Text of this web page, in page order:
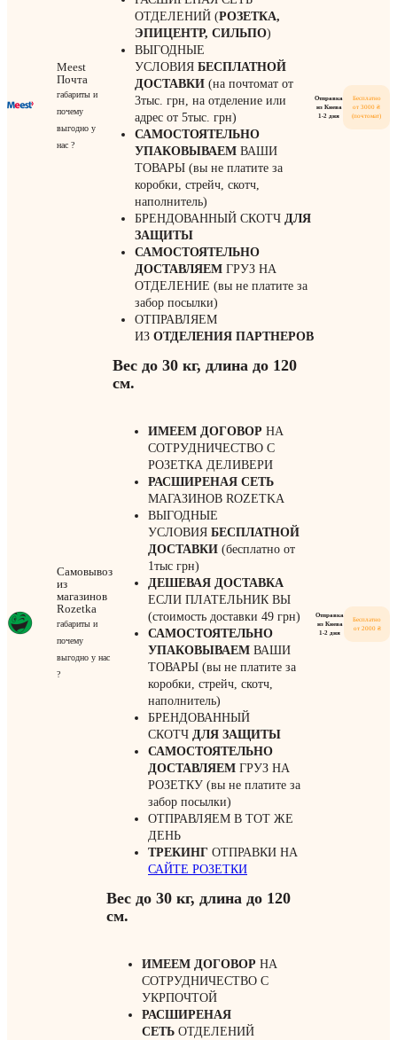
Meest
Почта
габариты и
почему
выгодно у
нас ?
ОТДЕЛЕНИЙ (РОЗЕТКА,
ЭПИЦЕНТР, СИЛЬПО)
ВЫГОДНЫЕ
УСЛОВИЯ БЕСПЛАТНОЙ
ДОСТАВКИ(на почтомат от
3тыс. грн, на отделение или
адрес от 5тыс. грн)
САМОСТОЯТЕЛЬНО
УПАКОВЫВАЕМВАШИ
ТОВАРЫ (вы не платите за
коробки, стрейч, скотч,
наполнитель)
БРЕНДОВАННЫЙ СКОТЧ ДЛЯ
ЗАЩИТЫ
САМОСТОЯТЕЛЬНО
ДОСТАВЛЯЕМГРУЗ НА
ОТДЕЛЕНИЕ (вы не платите за
забор посылки)
ОТПРАВЛЯЕМ
ИЗ ОТДЕЛЕНИЯ ПАРТНЕРОВ
Отправка
из Киева
1-2 дня
Бесплатно
от 3000 ₴
(почтомат)
Самовывоз
из
магазинов
Rozetka
габариты и
почему
выгодно у нас
?
Вес до 30 кг, длина до 120
см.
ИМЕЕМ ДОГОВОР НА
СОТРУДНИЧЕСТВО С
РОЗЕТКА ДЕЛИВЕРИ
РАСШИРЕНАЯ СЕТЬ
МАГАЗИНОВ ROZETKA
ВЫГОДНЫЕ
УСЛОВИЯ БЕСПЛАТНОЙ
ДОСТАВКИ (бесплатно от
1тыс грн)
ДЕШЕВАЯ ДОСТАВКА
ЕСЛИ ПЛАТЕЛЬНИК ВЫ
(стоимость доставки 49 грн)
САМОСТОЯТЕЛЬНО
УПАКОВЫВАЕМ ВАШИ
ТОВАРЫ (вы не платите за
коробки, стрейч, скотч,
наполнитель)
БРЕНДОВАННЫЙ
СКОТЧ ДЛЯ ЗАЩИТЫ
САМОСТОЯТЕЛЬНО
ДОСТАВЛЯЕМ ГРУЗ НА
РОЗЕТКУ (вы не платите за
забор посылки)
ОТПРАВЛЯЕМ В ТОТ ЖЕ
ДЕНЬ
ТРЕКИНГ ОТПРАВКИ НА
САЙТЕ РОЗЕТКИ
Отправка
из Киева
1-2 дня
Бесплатно
от 2000 ₴
Вес до 30 кг, длина до 120
см.
ИМЕЕМ ДОГОВОР НА
СОТРУДНИЧЕСТВО С
УКРПОЧТОЙ
РАСШИРЕНАЯ
СЕТЬ ОТДЕЛЕНИЙ